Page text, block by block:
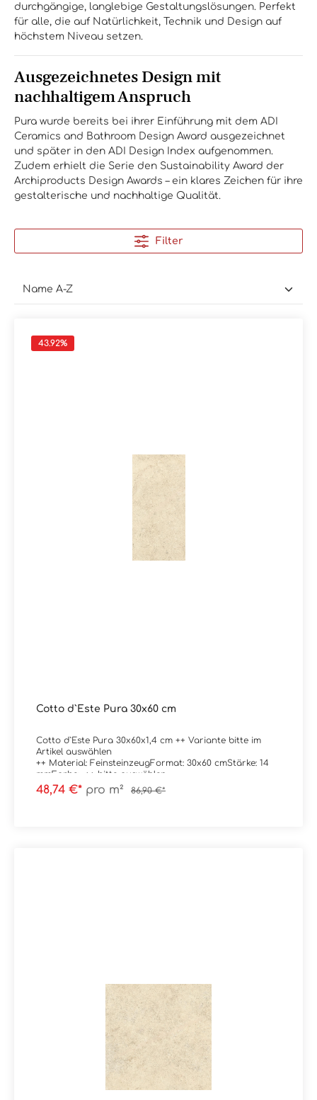
durchgängige, langlebige Gestaltungslösungen. Perfekt
für alle, die auf Natürlichkeit, Technik und Design auf
höchstem Niveau setzen.
Ausgezeichnetes Design mit
nachhaltigem Anspruch
Pura wurde bereits bei ihrer Einführung mit dem ADI
Ceramics and Bathroom Design Award ausgezeichnet
und später in den ADI Design Index aufgenommen.
Zudem erhielt die Serie den Sustainability Award der
Archiproducts Design Awards – ein klares Zeichen für ihre
gestalterische und nachhaltige Qualität.
Filter
43.92%
Cotto d`Este Pura 30x60 cm
Cotto d`Este Pura 30x60x1,4 cm ++ Variante bitte im
Artikel auswählen
++ Material: FeinsteinzeugFormat: 30x60 cmStärke: 14
mmFarbe: ++ bitte auswählen
++Kante: rektifiziertOberfläche: ++ bitte auswählen ++
Verpackungsdaten:Paketinhalt: 1,08 m²Paletteninhalt:
48,74 €* pro m² 86,90 €*